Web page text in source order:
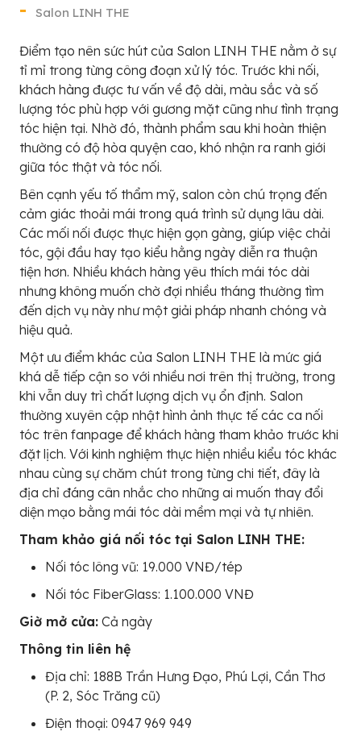
Salon LINH THE
Điểm tạo nên sức hút của Salon LINH THE nằm ở sự
tỉ mỉ trong từng công đoạn xử lý tóc. Trước khi nối,
khách hàng được tư vấn về độ dài, màu sắc và số
lượng tóc phù hợp với gương mặt cũng như tình trạng
tóc hiện tại. Nhờ đó, thành phẩm sau khi hoàn thiện
thường có độ hòa quyện cao, khó nhận ra ranh giới
giữa tóc thật và tóc nối.
Bên cạnh yếu tố thẩm mỹ, salon còn chú trọng đến
cảm giác thoải mái trong quá trình sử dụng lâu dài.
Các mối nối được thực hiện gọn gàng, giúp việc chải
tóc, gội đầu hay tạo kiểu hằng ngày diễn ra thuận
tiện hơn. Nhiều khách hàng yêu thích mái tóc dài
nhưng không muốn chờ đợi nhiều tháng thường tìm
đến dịch vụ này như một giải pháp nhanh chóng và
hiệu quả.
Một ưu điểm khác của Salon LINH THE là mức giá
khá dễ tiếp cận so với nhiều nơi trên thị trường, trong
khi vẫn duy trì chất lượng dịch vụ ổn định. Salon
thường xuyên cập nhật hình ảnh thực tế các ca nối
tóc trên fanpage để khách hàng tham khảo trước khi
đặt lịch. Với kinh nghiệm thực hiện nhiều kiểu tóc khác
nhau cùng sự chăm chút trong từng chi tiết, đây là
địa chỉ đáng cân nhắc cho những ai muốn thay đổi
diện mạo bằng mái tóc dài mềm mại và tự nhiên.
Tham khảo giá nối tóc tại Salon LINH THE:
Nối tóc lông vũ: 19.000 VNĐ/tép
Nối tóc FiberGlass: 1.100.000 VNĐ
Giờ mở cửa: Cả ngày
Thông tin liên hệ
Địa chỉ: 188B Trần Hưng Đạo, Phú Lợi, Cần Thơ
(P. 2, Sóc Trăng cũ)
Điện thoại: 0947 969 949